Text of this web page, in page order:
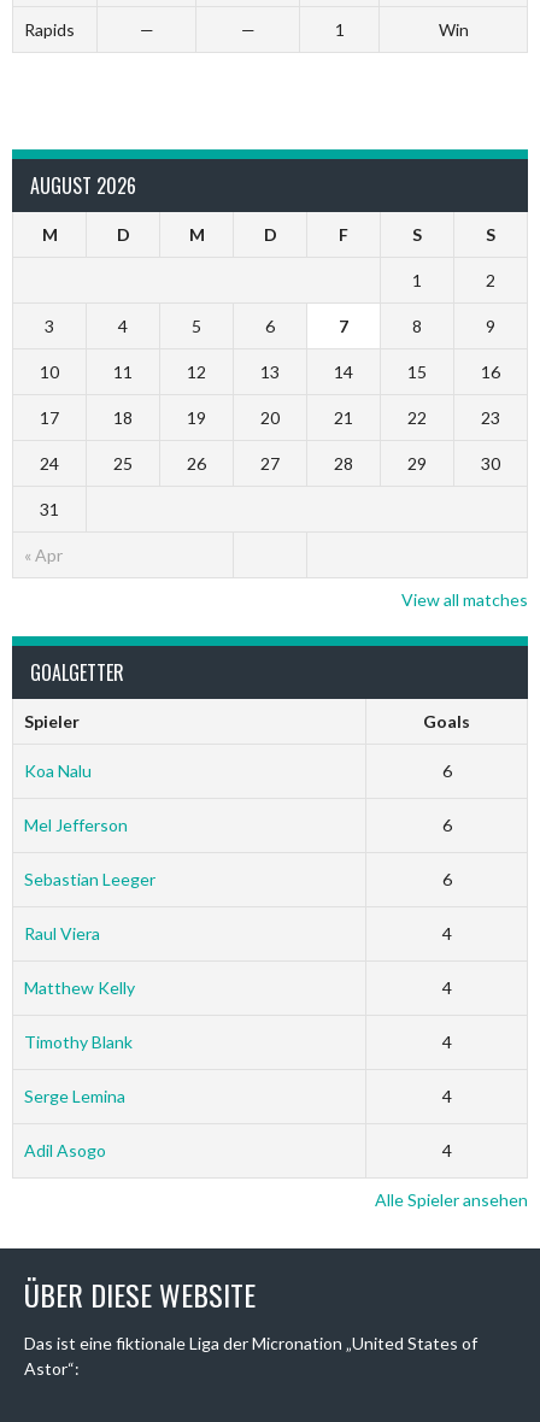
Rapids — — 1 Win
AUGUST 2026
M D M D F S S
« Apr
1 2
3 4 5 6 7 8 9
10 11 12 13 14 15 16
17 18 19 20 21 22 23
24 25 26 27 28 29 30
31
View all matches
GOALGETTER
Spieler Goals
Koa Nalu 6
Mel Jefferson 6
Sebastian Leeger 6
Raul Viera 4
Matthew Kelly 4
Timothy Blank 4
Serge Lemina 4
Adil Asogo 4
Alle Spieler ansehen
ÜBER DIESE WEBSITE
Das ist eine fiktionale Liga der Micronation „United States of
Astor“: